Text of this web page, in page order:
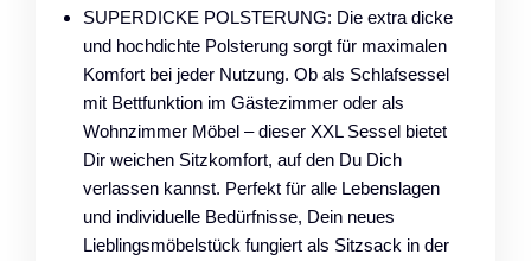
SUPERDICKE POLSTERUNG: Die extra dicke
und hochdichte Polsterung sorgt für maximalen
Komfort bei jeder Nutzung. Ob als Schlafsessel
mit Bettfunktion im Gästezimmer oder als
Wohnzimmer Möbel – dieser XXL Sessel bietet
Dir weichen Sitzkomfort, auf den Du Dich
verlassen kannst. Perfekt für alle Lebenslagen
und individuelle Bedürfnisse, Dein neues
Lieblingsmöbelstück fungiert als Sitzsack in der